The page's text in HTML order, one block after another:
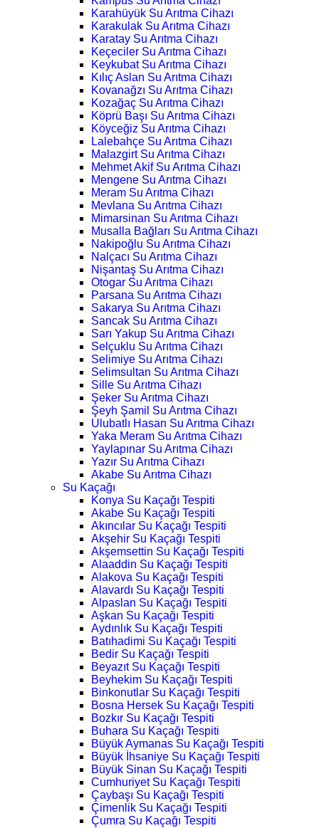
Karahüyük Su Arıtma Cihazı
Karakulak Su Arıtma Cihazı
Karatay Su Arıtma Cihazı
Keçeciler Su Arıtma Cihazı
Keykubat Su Arıtma Cihazı
Kılıç Aslan Su Arıtma Cihazı
Kovanağzı Su Arıtma Cihazı
Kozağaç Su Arıtma Cihazı
Köprü Başı Su Arıtma Cihazı
Köyceğiz Su Arıtma Cihazı
Lalebahçe Su Arıtma Cihazı
Malazgirt Su Arıtma Cihazı
Mehmet Akif Su Arıtma Cihazı
Mengene Su Arıtma Cihazı
Meram Su Arıtma Cihazı
Mevlana Su Arıtma Cihazı
Mimarsinan Su Arıtma Cihazı
Musalla Bağları Su Arıtma Cihazı
Nakipoğlu Su Arıtma Cihazı
Nalçacı Su Arıtma Cihazı
Nişantaş Su Arıtma Cihazı
Otogar Su Arıtma Cihazı
Parsana Su Arıtma Cihazı
Sakarya Su Arıtma Cihazı
Sancak Su Arıtma Cihazı
Sarı Yakup Su Arıtma Cihazı
Selçuklu Su Arıtma Cihazı
Selimiye Su Arıtma Cihazı
Selimsultan Su Arıtma Cihazı
Sille Su Arıtma Cihazı
Şeker Su Arıtma Cihazı
Şeyh Şamil Su Arıtma Cihazı
Ulubatlı Hasan Su Arıtma Cihazı
Yaka Meram Su Arıtma Cihazı
Yaylapınar Su Arıtma Cihazı
Yazır Su Arıtma Cihazı
Akabe Su Arıtma Cihazı
Su Kaçağı
Konya Su Kaçağı Tespiti
Akabe Su Kaçağı Tespiti
Akıncılar Su Kaçağı Tespiti
Akşehir Su Kaçağı Tespiti
Akşemsettin Su Kaçağı Tespiti
Alaaddin Su Kaçağı Tespiti
Alakova Su Kaçağı Tespiti
Alavardı Su Kaçağı Tespiti
Alpaslan Su Kaçağı Tespiti
Aşkan Su Kaçağı Tespiti
Aydınlık Su Kaçağı Tespiti
Batıhadimi Su Kaçağı Tespiti
Bedir Su Kaçağı Tespiti
Beyazıt Su Kaçağı Tespiti
Beyhekim Su Kaçağı Tespiti
Binkonutlar Su Kaçağı Tespiti
Bosna Hersek Su Kaçağı Tespiti
Bozkır Su Kaçağı Tespiti
Buhara Su Kaçağı Tespiti
Büyük Aymanas Su Kaçağı Tespiti
Büyük İhsaniye Su Kaçağı Tespiti
Büyük Sinan Su Kaçağı Tespiti
Cumhuriyet Su Kaçağı Tespiti
Çaybaşı Su Kaçağı Tespiti
Çimenlik Su Kaçağı Tespiti
Çumra Su Kaçağı Tespiti